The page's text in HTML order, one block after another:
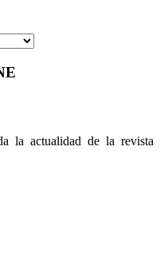
la actualidad de la revista